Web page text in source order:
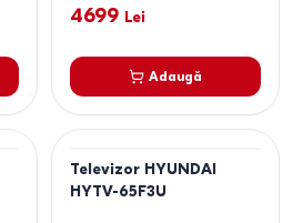
4699 Lei
Adaugă
Televizor HYUNDAI
HYTV-65F3U